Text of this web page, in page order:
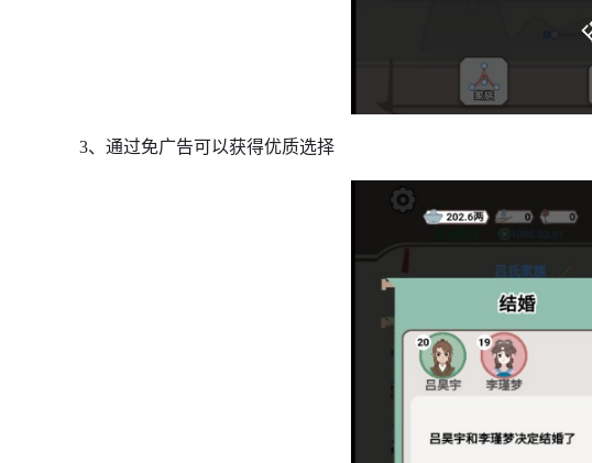
3、通过免广告可以获得优质选择